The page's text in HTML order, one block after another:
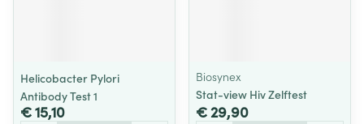
Helicobacter Pylori
Antibody Test 1
€ 15,10
Biosynex
Stat-view Hiv Zelftest
€ 29,90